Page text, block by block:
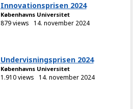
Innovationsprisen 2024
Københavns Universitet
879 views 14. november 2024
Undervisningsprisen 2024
Københavns Universitet
1.910 views 14. november 2024